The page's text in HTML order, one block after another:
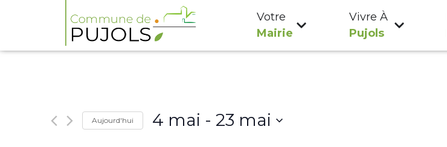
Votre
Mairie
Vivre À
Pujols
Aujourd'hui 4 mai - 23 mai